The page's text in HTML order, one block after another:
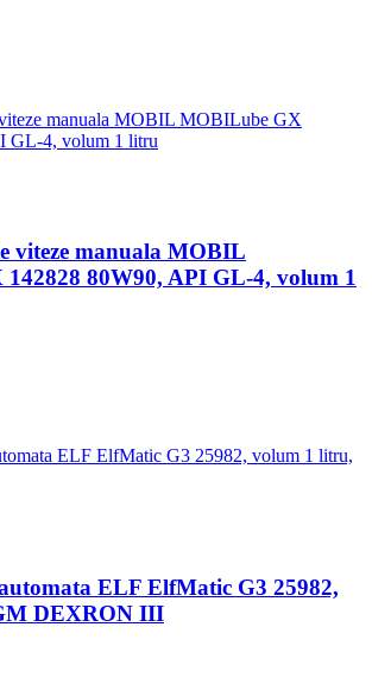
viteze manuala MOBIL
80W90, API GL-4, volum 1
ELF ElfMatic G3 25982,
DEXRON III